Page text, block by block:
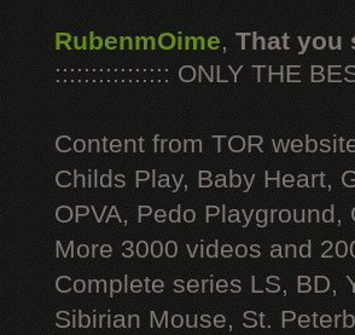
RubenmOime, That you
:::::::::::::::: ONLY THE
Content from TOR
Childs Play, Baby Heart,
OPVA, Pedo
More 3000 videos and
Complete series LS, BD,
Sibirian Mouse, St.